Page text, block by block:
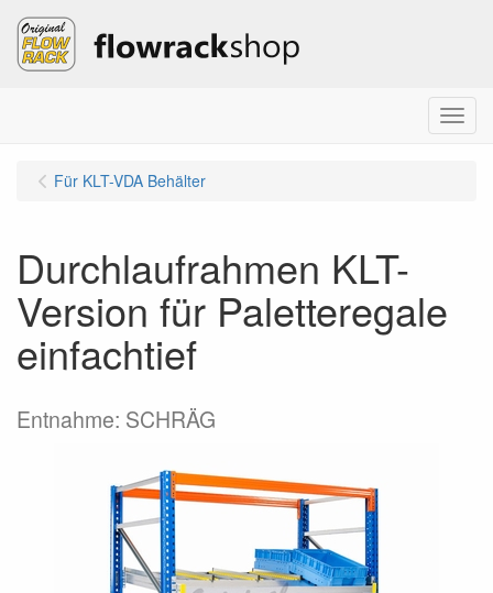
Menu
Für KLT-VDA Behälter
Durchlaufrahmen KLT-
Version für Paletteregale
einfachtief
Entnahme: SCHRÄG